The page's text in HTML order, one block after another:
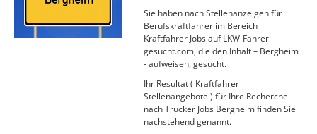
Sie haben nach Stellenanzeigen für
Berufskraftfahrer im Bereich
Kraftfahrer Jobs auf LKW-Fahrer-
gesucht.com, die den Inhalt – Bergheim
- aufweisen, gesucht.
Ihr Resultat ( Kraftfahrer
Stellenangebote ) für Ihre Recherche
nach Trucker Jobs Bergheim finden Sie
nachstehend genannt.